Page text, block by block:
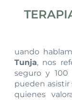
uando
Tunja, nos
seguro y
pueden asistir
quienes